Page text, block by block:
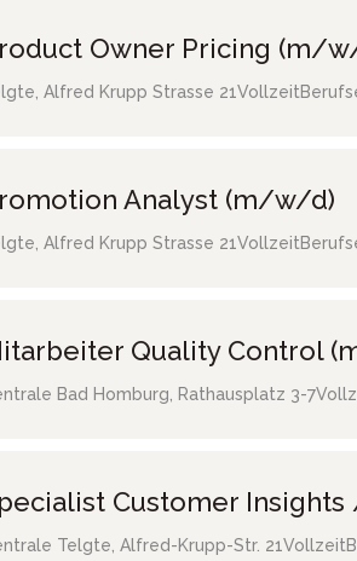
Owner Pricing (m/
Alfred Krupp Strasse 21Vollzeit
Analyst (m/w/d)
Alfred Krupp Strasse 21Vollzeit
Quality Control
Bad Homburg Rathausplatz 3-7
Customer
Telgte Alfred-Krupp-Str. 21Vollzeit